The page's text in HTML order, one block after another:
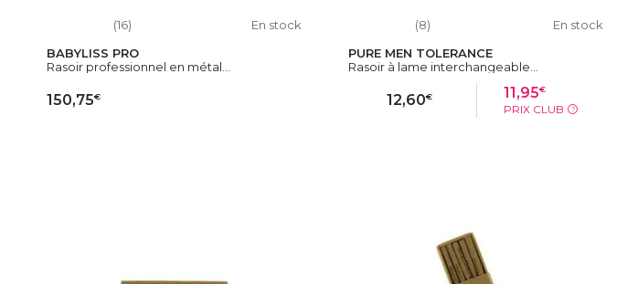
(16)
En stock
BABYLISS PRO
Rasoir professionnel en métal...
150,75€
(8)
En stock
PURE MEN TOLERANCE
Rasoir à lame interchangeable...
12,60€ 11,95€
PRIX CLUB ?